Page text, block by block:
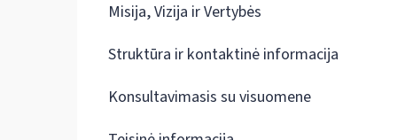
Misija, Vizija ir Vertybės
Struktūra ir kontaktinė informacija
Konsultavimasis su visuomene